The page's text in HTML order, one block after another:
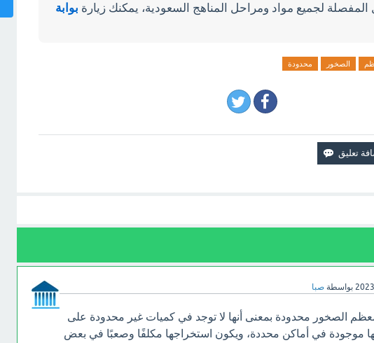
المفصلة لجميع مواد ومراحل المناهج السعودية، يمكنك زيارة بوابة
الصخور محدودة
بواسطة صبا
الصخور محدودة بمعنى أنها لا توجد في كميات غير محدودة على
موجودة في أماكن محددة، ويكون استخراجها مكلفًا وصعبًا في بعض